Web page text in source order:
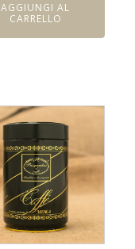
AGGIUNGI AL
CARRELLO